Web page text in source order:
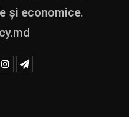
și economice.